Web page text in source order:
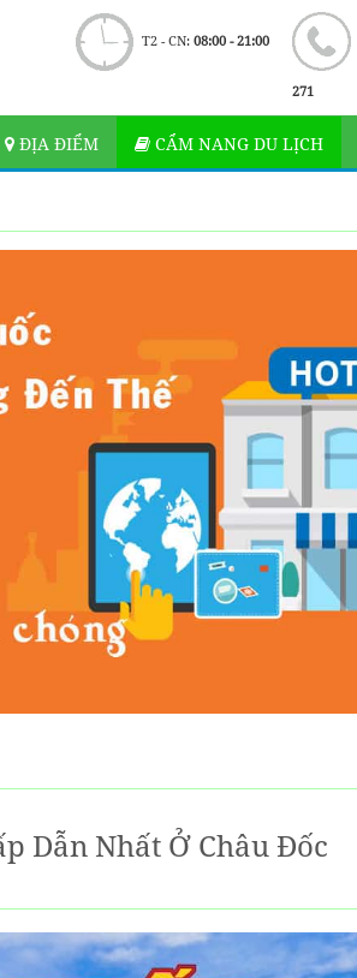
271
T2 - CN: 08:00 - 21:00
ĐỊA ĐIỂM CẨM NANG DU LỊCH
Dẫn Nhất Ở Châu Đốc